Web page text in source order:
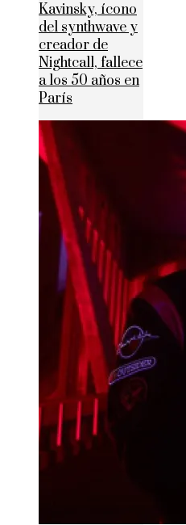
Kavinsky, ícono
del synthwave y
creador de
Nightcall, fallece
a los 50 años en
París